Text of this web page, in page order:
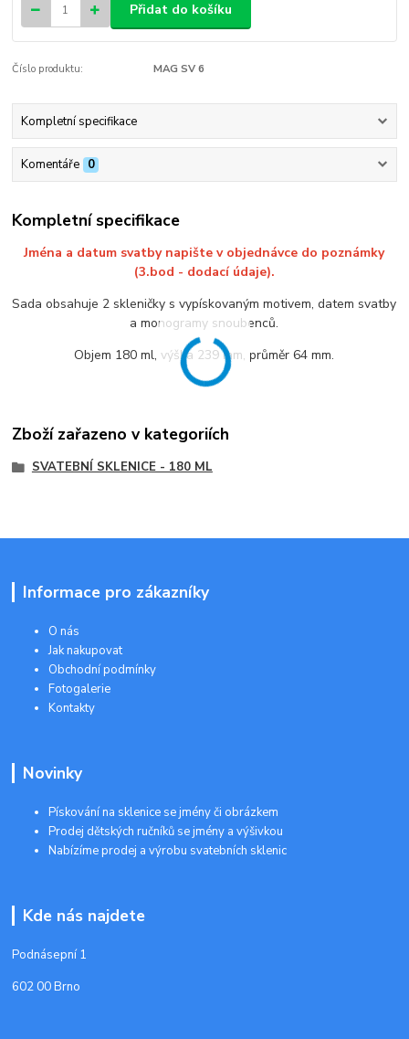
Přidat do košíku
Číslo produktu: MAG SV 6
Kompletní specifikace
Komentáře 0
Kompletní specifikace
Jména a datum svatby napište v objednávce do poznámky
(3.bod - dodací údaje).
Sada obsahuje 2 skleničky s vypískovaným motivem, datem svatby
a monogramy snoubenců.
Objem 180 ml, výška 239 mm, průměr 64 mm.
Zboží zařazeno v kategoriích
SVATEBNÍ SKLENICE - 180 ML
Informace pro zákazníky
O nás
Jak nakupovat
Obchodní podmínky
Fotogalerie
Kontakty
Novinky
Pískování na sklenice se jmény či obrázkem
Prodej dětských ručníků se jmény a výšivkou
Nabízíme prodej a výrobu svatebních sklenic
Kde nás najdete
Podnásepní 1
602 00 Brno